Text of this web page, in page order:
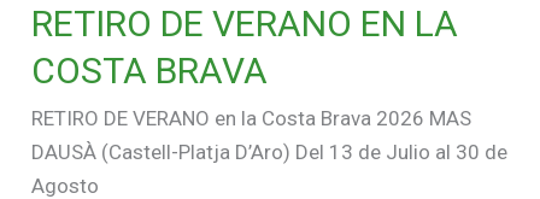
RETIRO DE VERANO EN LA
COSTA BRAVA
RETIRO DE VERANO en la Costa Brava 2026 MAS
DAUSÀ (Castell-Platja D’Aro) Del 13 de Julio al 30 de
Agosto